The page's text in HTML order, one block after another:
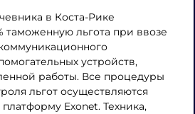
в Коста-Рике
таможенную льгота при ввозе
устройств,
работы. Все процедуры
льгот осуществляются
Exonet. Техника,